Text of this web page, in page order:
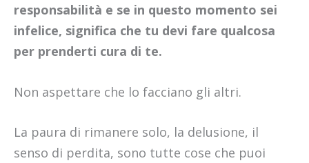
responsabilità e se in questo momento sei
infelice, significa che tu devi fare qualcosa
per prenderti cura di te.
Non aspettare che lo facciano gli altri.
La paura di rimanere solo, la delusione, il
senso di perdita, sono tutte cose che puoi